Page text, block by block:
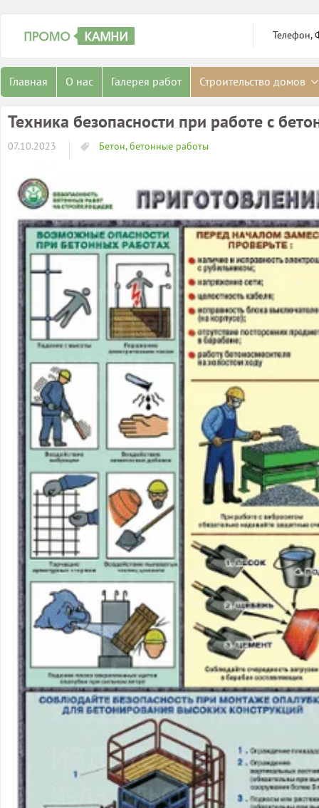
Телефон,
Главная О нас Галерея работ Строительство домов
Техника безопасности при работе с
07.10.2023 Бетон, бетонные работы